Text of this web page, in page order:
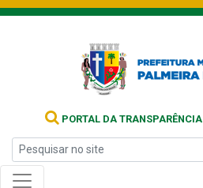
PORTAL DA TRANSPARÊNCIA